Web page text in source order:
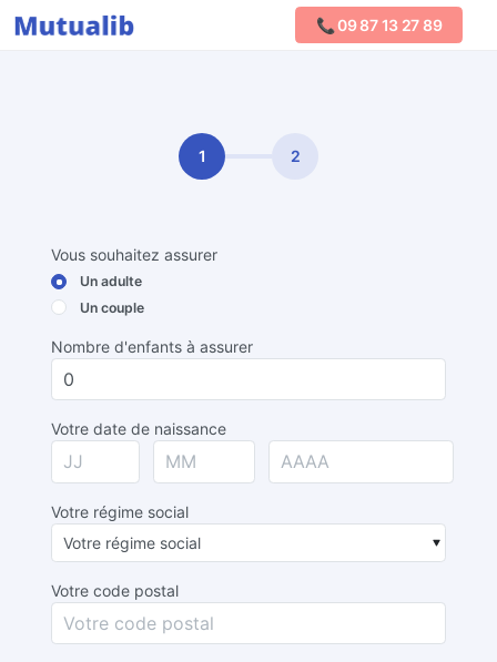
📞 09 87 13 27 89
Comparer les mutuelles
1 2
Vous souhaitez assurer
Un adulte
Un couple
Nombre d'enfants à assurer
Votre date de naissance
Votre régime social
Votre code postal